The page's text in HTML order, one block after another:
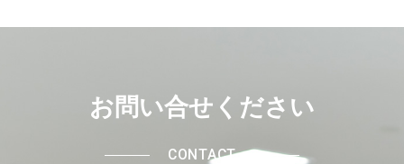
お問い合せください
CONTACT